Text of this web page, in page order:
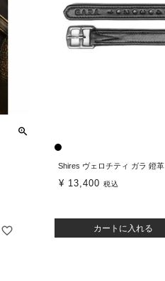
Shires ヴェロチティ ガラ 鐙革
¥ 13,400 税込
カートに入れる